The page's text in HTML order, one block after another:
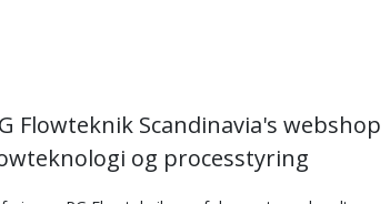
Flowteknik Scandinavia's webshop
og processtyring